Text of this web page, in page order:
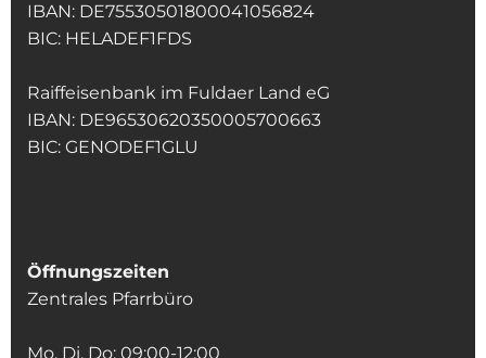
IBAN: DE75530501800041056824
BIC: HELADEF1FDS
Raiffeisenbank im Fuldaer Land eG
IBAN: DE96530620350005700663
BIC: GENODEF1GLU
Öffnungszeiten
Zentrales Pfarrbüro
Mo, Di, Do: 09:00-12:00